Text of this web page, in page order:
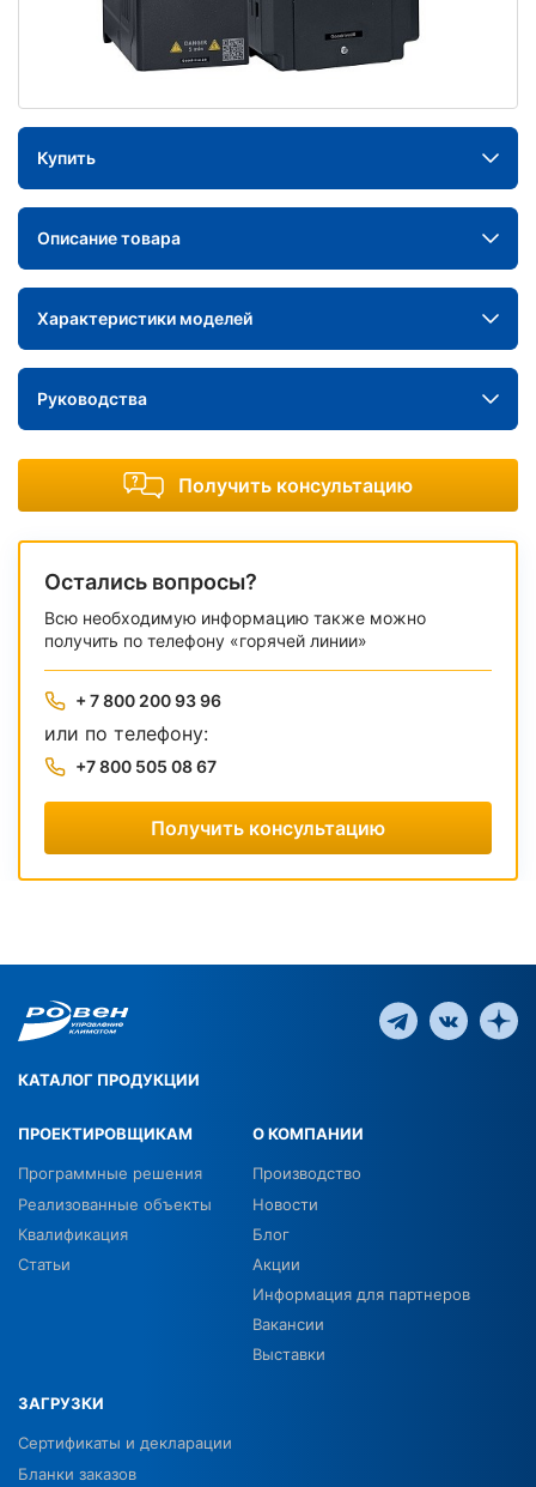
Купить
Описание товара
Характеристики моделей
Руководства
Получить консультацию
Остались вопросы?
Всю необходимую информацию также можно
получить по телефону «горячей линии»
+ 7 800 200 93 96
или по телефону:
+7 800 505 08 67
Получить консультацию
КАТАЛОГ ПРОДУКЦИИ
ПРОЕКТИРОВЩИКАМ
Программные решения
Реализованные объекты
Квалификация
Статьи
О КОМПАНИИ
Производство
Новости
Блог
Акции
Информация для партнеров
Вакансии
Выставки
ЗАГРУЗКИ
Сертификаты и декларации
Бланки заказов